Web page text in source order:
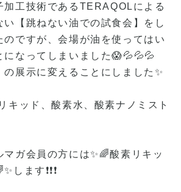
工技術であるTERAQOLによる
い【跳ねない油での試食会】をし
のですが、会場が油を使ってはい
になってしまいました😱💦💦💦
の展示に変えることにしました✨
キッド、酸素水、酸素ナノミスト
マガ会員の方には✨🌈酸素リキッ
ます❗❗❗